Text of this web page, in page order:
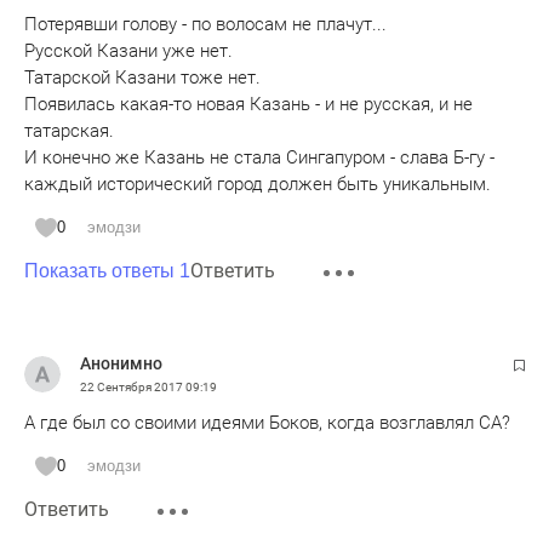
Потерявши голову - по волосам не плачут...
Русской Казани уже нет.
Татарской Казани тоже нет.
Появилась какая-то новая Казань - и не русская, и не
татарская.
И конечно же Казань не стала Сингапуром - слава Б-гу -
каждый исторический город должен быть уникальным.
0 эмодзи
Показать ответы 1Ответить
Анонимно
22 Сентября 201709:19
А где был со своими идеями Боков, когда возглавлял СА?
0 эмодзи
Ответить